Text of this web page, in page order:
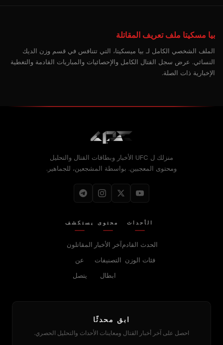
بيا مسكيتا ملف تعريف المقاتلة
الملف الشخصي الكامل لـ بيا ميسكيتا، التي تتنافس في قسم وزن الديك
النسائي. عرض سجل القتال الكامل والإحصائيات والمباريات القادمة والتغطية
الإخبارية ذات الصلة.
منزلك ل UFC الأخبار وبطاقات القتال والتحليل
ومحتوى المعجبين. بواسطة المشجعين، للجماهير.
الأحداث
الحدث القادم
فئات الوزن
محتوى
آخر الأخبار
التصنيفات
ابطال
يستكشف
المقاتلون
عن
يتصل
ابق محدثًا
احصل على آخر أخبار القتال ومعاينات الأحداث والتحليل الحصري.